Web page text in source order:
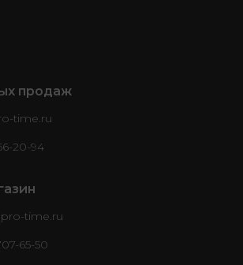
продаж
time.ru
20-94
time.ru
65-50